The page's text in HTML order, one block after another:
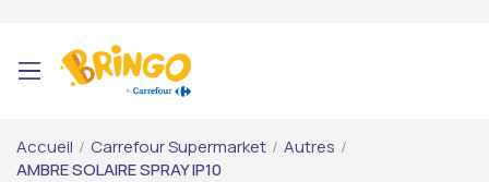
Accueil / Carrefour Supermarket / Autres /
AMBRE SOLAIRE SPRAY IP10